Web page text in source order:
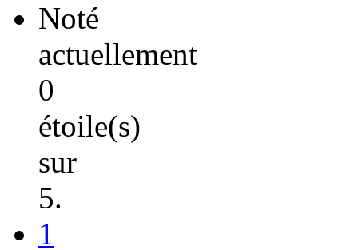
Noté
actuellement
0
étoile(s)
sur
5.
1